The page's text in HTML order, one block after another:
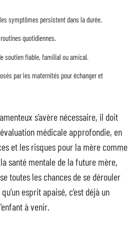
symptômes persistent dans la durée.
quotidiennes.
soutien fiable, familial ou amical.
par les maternités pour échanger et
s’avère nécessaire, il doit
médicale approfondie, en
et les risques pour la mère comme
santé mentale de la future mère,
toutes les chances de se dérouler
esprit apaisé, c’est déjà un
à venir.